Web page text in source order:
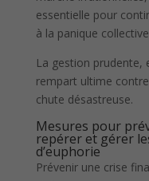
essentielle pour
à la panique
La gestion prudente,
rempart ultime
chute désastreuse.
Mesures pour
repérer et gérer
d’euphorie
Prévenir une crise